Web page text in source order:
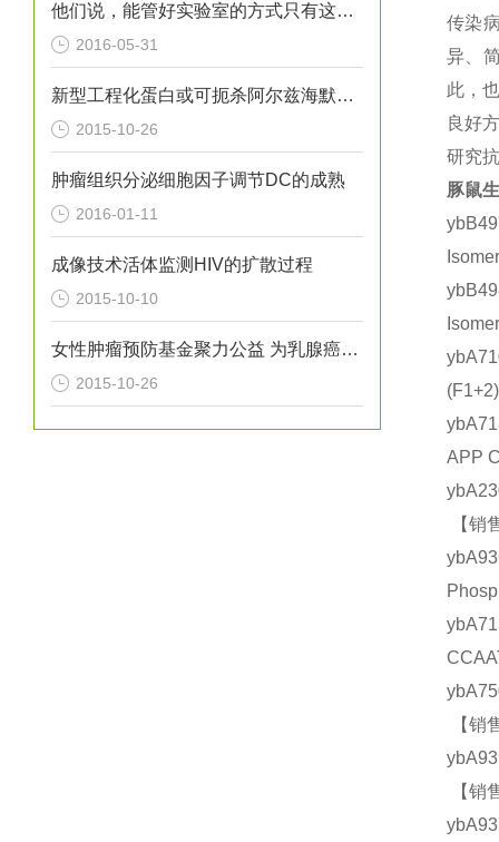
他们说，能管好实验室的方式只有这一种
2016-05-31
新型工程化蛋白或可扼杀阿尔兹海默氏症
2015-10-26
肿瘤组织分泌细胞因子调节DC的成熟
2016-01-11
成像技术活体监测HIV的扩散过程
2015-10-10
女性肿瘤预防基金聚力公益 为乳腺癌高危人群保驾护航
2015-10-26
传染
异、
此，
良好
研究
豚鼠
APP
【销
【销
【销